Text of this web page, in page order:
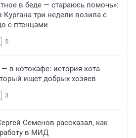
в беде — стараюсь помочь»:
Кургана три недели возила с
с птенцами
5
в котокафе: история кота
ищет добрых хозяев
3
Семенов рассказал, как
в МИД